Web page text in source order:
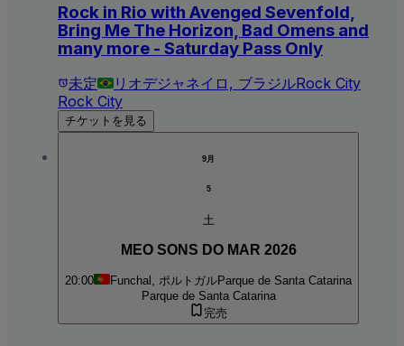
Rock in Rio with Avenged Sevenfold,
Bring Me The Horizon, Bad Omens and
many more - Saturday Pass Only
未定 リオデジャネイロ, ブラジルRock City
Rock City
チケットを見る
9月
5
土
MEO SONS DO MAR 2026
20:00 Funchal, ポルトガルParque de Santa Catarina
Parque de Santa Catarina
完売